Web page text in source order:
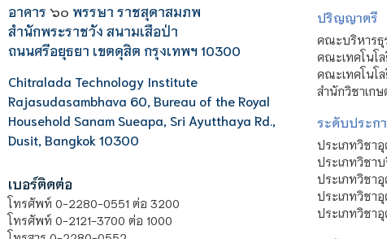
อาคาร ๖๐ พรรษา ราชสุดาสมภพ
สำนักพระราชวัง สนามเสือป่า
ถนนศรีอยุธยา เขตดุสิต กรุงเทพฯ 10300
Chitralada Technology Institute
Rajasudasambhava 60, Bureau of the Royal
Household Sanam Sueapa, Sri Ayutthaya Rd.,
Dusit, Bangkok 10300
เบอร์ติดต่อ
โทรศัพท์ 0-2280-0551 ต่อ 3200
โทรศัพท์ 0-2121-3700 ต่อ 1000
ปริญญาตรี
คณะบริหารธุ
คณะเทคโนโ
คณะเทคโนโ
สำนักวิชาเก
ระดับประก
ประเภทวิชา
ประเภทวิชา
ประเภทวิชา
ประเภทวิชา
ประเภทวิชา